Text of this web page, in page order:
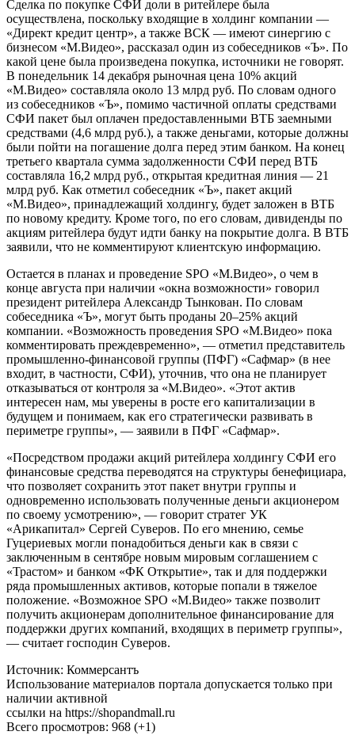
Сделка по покупке СФИ доли в ритейлере была
осуществлена, поскольку входящие в холдинг компании —
«Директ кредит центр», а также ВСК — имеют синергию с
бизнесом «М.Видео», рассказал один из собеседников «Ъ». По
какой цене была произведена покупка, источники не говорят.
В понедельник 14 декабря рыночная цена 10% акций
«М.Видео» составляла около 13 млрд руб. По словам одного
из собеседников «Ъ», помимо частичной оплаты средствами
СФИ пакет был оплачен предоставленными ВТБ заемными
средствами (4,6 млрд руб.), а также деньгами, которые должны
были пойти на погашение долга перед этим банком. На конец
третьего квартала сумма задолженности СФИ перед ВТБ
составляла 16,2 млрд руб., открытая кредитная линия — 21
млрд руб. Как отметил собеседник «Ъ», пакет акций
«М.Видео», принадлежащий холдингу, будет заложен в ВТБ
по новому кредиту. Кроме того, по его словам, дивиденды по
акциям ритейлера будут идти банку на покрытие долга. В ВТБ
Остается в планах и проведение SPO «М.Видео», о чем в
конце августа при наличии «окна возможности» говорил
президент ритейлера Александр Тынкован. По словам
собеседника «Ъ», могут быть проданы 20–25% акций
компании. «Возможность проведения SPO «М.Видео» пока
комментировать преждевременно», — отметил представитель
промышленно-финансовой группы (ПФГ) «Сафмар» (в нее
входит, в частности, СФИ), уточнив, что она не планирует
отказываться от контроля за «М.Видео». «Этот актив
интересен нам, мы уверены в росте его капитализации в
будущем и понимаем, как его стратегически развивать в
«Посредством продажи акций ритейлера холдингу СФИ его
финансовые средства переводятся на структуры бенефициара,
что позволяет сохранить этот пакет внутри группы и
одновременно использовать полученные деньги акционером
по своему усмотрению», — говорит стратег УК
«Арикапитал» Сергей Суверов. По его мнению, семье
Гуцериевых могли понадобиться деньги как в связи с
заключенным в сентябре новым мировым соглашением с
«Трастом» и банком «ФК Открытие», так и для поддержки
ряда промышленных активов, которые попали в тяжелое
положение. «Возможное SPO «М.Видео» также позволит
получить акционерам дополнительное финансирование для
поддержки других компаний, входящих в периметр группы»,
Источник: Коммерсантъ
Использование материалов портала допускается только при
наличии активной
ссылки на https://shopandmall.ru